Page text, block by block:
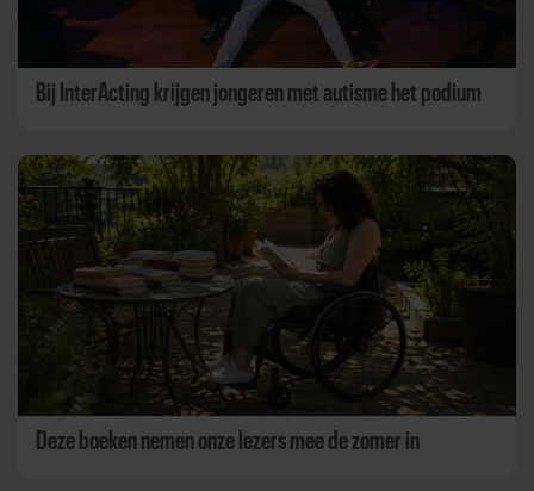
Bij InterActing krijgen jongeren met autisme het podium
Deze boeken nemen onze lezers mee de zomer in